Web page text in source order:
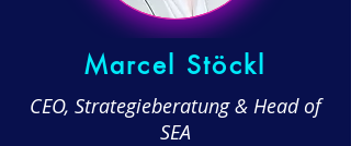
Marcel Stöckl
CEO, Strategieberatung & Head of
SEA